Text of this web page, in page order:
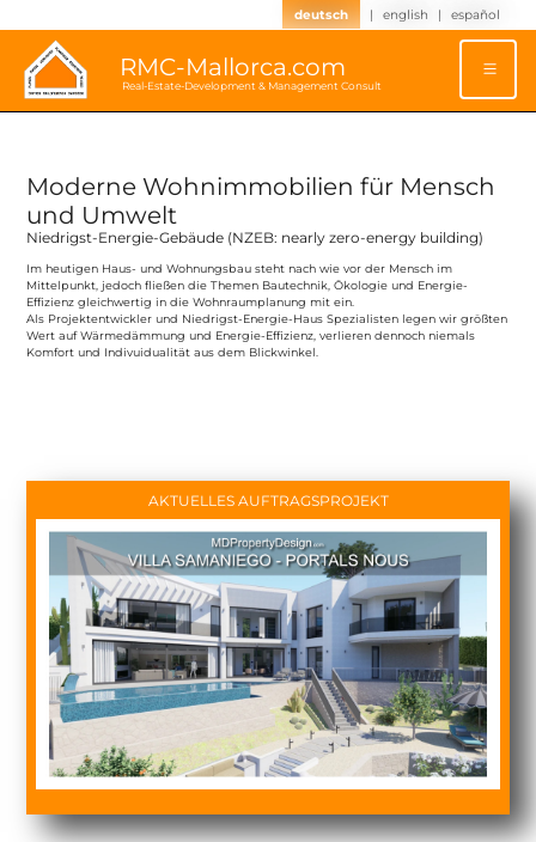
deutsch | english | español
RMC-Mallorca.com
Real-Estate-Development & Management Consult
Moderne Wohnimmobilien für Mensch
und Umwelt
Niedrigst-Energie-Gebäude (NZEB: nearly zero-energy building)
Im heutigen Haus- und Wohnungsbau steht nach wie vor der Mensch im
Mittelpunkt, jedoch fließen die Themen Bautechnik, Ökologie und Energie-
Effizienz gleichwertig in die Wohnraumplanung mit ein.
Als Projektentwickler und Niedrigst-Energie-Haus Spezialisten legen wir größten
Wert auf Wärmedämmung und Energie-Effizienz, verlieren dennoch niemals
Komfort und Indivuidualität aus dem Blickwinkel
AKTUELLES AUFTRAGSPROJEKT